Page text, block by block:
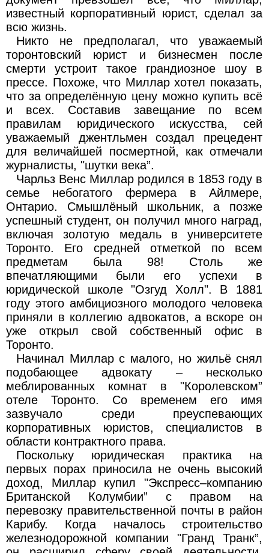
известный корпоративный юрист, сделал за
всю жизнь.
Никто не предполагал, что уважаемый
торонтовский юрист и бизнесмен после
смерти устроит такое грандиозное шоу в
прессе. Похоже, что Миллар хотел показать,
что за определённую цену можно купить всё
и всех. Составив завещание по всем
правилам юридического искусства, сей
уважаемый джентльмен создал прецедент
для величайшей посмертной, как отмечали
журналисты, "шутки века”.
Чарльз Венс Миллар родился в 1853 году в
семье небогатого фермера в Айлмере,
Онтарио. Смышлёный школьник, а позже
успешный студент, он получил много наград,
включая золотую медаль в университете
Торонто. Его средней отметкой по всем
предметам была 98! Столь же
впечатляющими были его успехи в
юридической школе "Озгуд Холл". В 1881
году этого амбициозного молодого человека
приняли в коллегию адвокатов, а вскоре он
уже открыл свой собственный офис в
Торонто.
Начинал Миллар с малого, но жильё снял
подобающее адвокату – несколько
меблированных комнат в "Королевском”
отеле Торонто. Со временем его имя
зазвучало среди преуспевающих
корпоративных юристов, специалистов в
области контрактного права.
Поскольку юридическая практика на
первых порах приносила не очень высокий
доход, Миллар купил "Экспресс–компанию
Британской Колумбии” с правом на
перевозку правительственной почты в район
Карибу. Когда началось строительство
железнодорожной компании "Гранд Транк”,